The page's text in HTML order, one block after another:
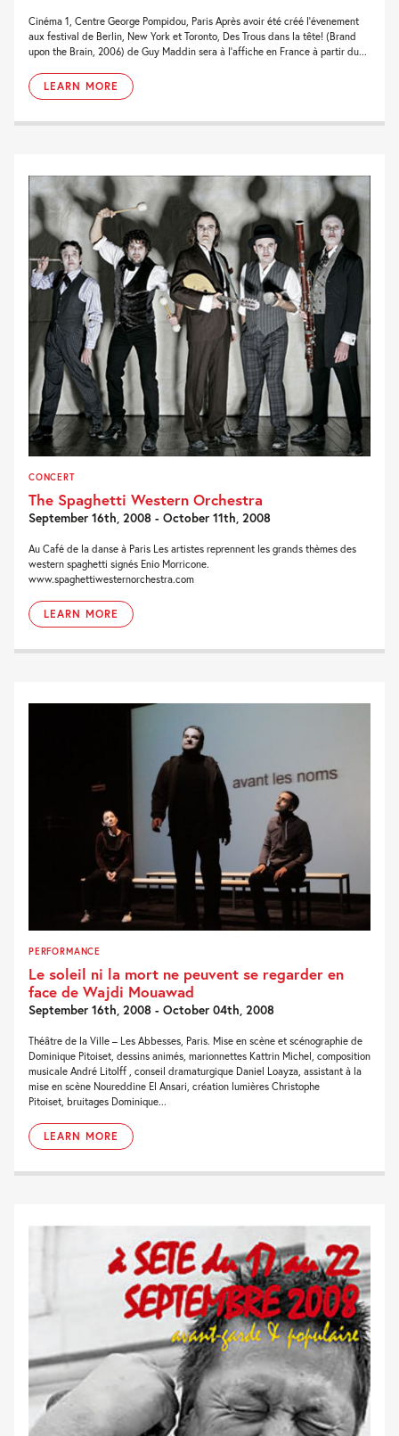
Cinéma 1, Centre George Pompidou, Paris Après avoir été créé l’évenement
aux festival de Berlin, New York et Toronto, Des Trous dans la tête! (Brand
upon the Brain, 2006) de Guy Maddin sera à l’affiche en France à partir du...
LEARN MORE
CONCERT
The Spaghetti Western Orchestra
September 16th, 2008 - October 11th, 2008
Au Café de la danse à Paris Les artistes reprennent les grands thèmes des
western spaghetti signés Enio Morricone.
www.spaghettiwesternorchestra.com
LEARN MORE
PERFORMANCE
Le soleil ni la mort ne peuvent se regarder en
face de Wajdi Mouawad
September 16th, 2008 - October 04th, 2008
Théâtre de la Ville – Les Abbesses, Paris. Mise en scène et scénographie de
Dominique Pitoiset, dessins animés, marionnettes Kattrin Michel, composition
musicale André Litolff , conseil dramaturgique Daniel Loayza, assistant à la
mise en scène Noureddine El Ansari, création lumières Christophe
Pitoiset, bruitages Dominique...
LEARN MORE